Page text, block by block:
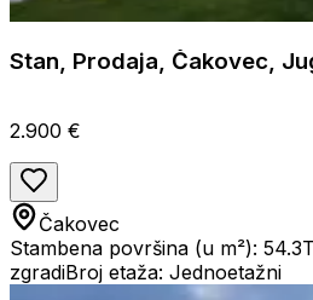
Stan, Prodaja, Čakovec,
2.900 €
Čakovec
Stambena površina (u m²): 54.3
zgradiBroj etaža: Jednoetažni